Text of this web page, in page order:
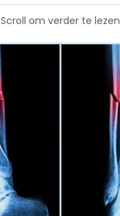
Scroll om verder te lezen